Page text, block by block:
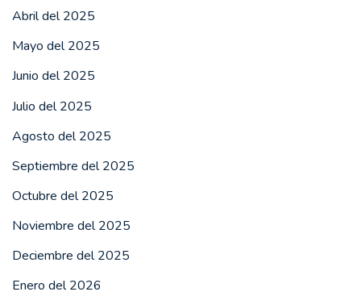
Abril del 2025
Mayo del 2025
Junio del 2025
Julio del 2025
Agosto del 2025
Septiembre del 2025
Octubre del 2025
Noviembre del 2025
Deciembre del 2025
Enero del 2026